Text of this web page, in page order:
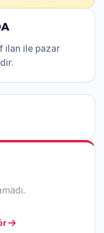
ilan ile pazar